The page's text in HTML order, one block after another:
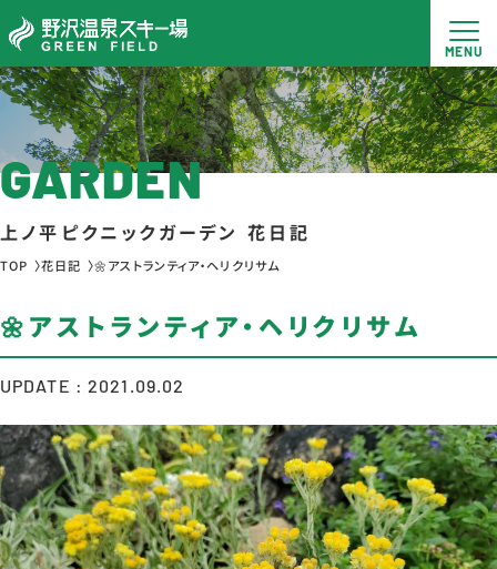
GARDEN
上ノ平ピクニックガーデン 花日記
TOP 花日記 🌼アストランティア・ヘリクリサム
🌼アストランティア・ヘリクリサム
UPDATE : 2021.09.02